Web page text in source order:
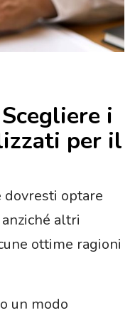
i
per il
dovresti optare
altri
ottime ragioni
un modo